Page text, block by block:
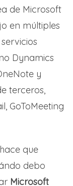
de Microsoft
en múltiples
Dynamics
y
terceros,
GoToMeeting
que
debo
Microsoft